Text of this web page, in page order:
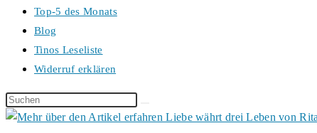
Top-5 des Monats
Blog
Tinos Leseliste
Widerruf erklären
Diese
Website